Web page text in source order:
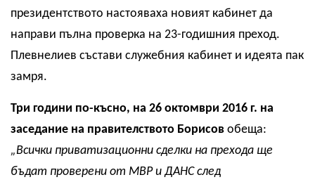
президентството настояваха новият кабинет да
направи пълна проверка на 23-годишния преход.
Плевнелиев състави служебния кабинет и идеята пак
замря.
Три години по-късно, на 26 октомври 2016 г. на
заседание на правителството Борисов обеща:
„Всички приватизационни сделки на прехода ще
бъдат проверени от МВР и ДАНС след